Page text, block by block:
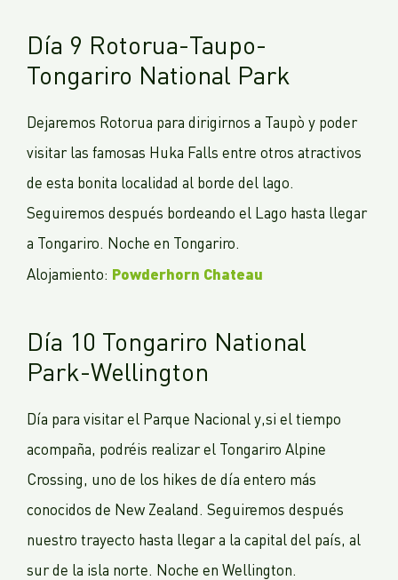
Día 9 Rotorua-Taupo-
Tongariro National Park
Dejaremos Rotorua para dirigirnos a Taupò y poder
visitar las famosas Huka Falls entre otros atractivos
de esta bonita localidad al borde del lago.
Seguiremos después bordeando el Lago hasta llegar
a Tongariro. Noche en Tongariro.
Alojamiento: Powderhorn Chateau
Día 10 Tongariro National
Park-Wellington
Día para visitar el Parque Nacional y,si el tiempo
acompaña, podréis realizar el Tongariro Alpine
Crossing, uno de los hikes de día entero más
conocidos de New Zealand. Seguiremos después
nuestro trayecto hasta llegar a la capital del país, al
sur de la isla norte. Noche en Wellington.